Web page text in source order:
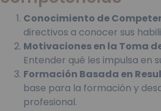
Conocimiento de
directivos a conocer sus
Motivaciones en la Toma
Entender qué les impulsa en
Formación Basada en
base para la formación y
profesional.